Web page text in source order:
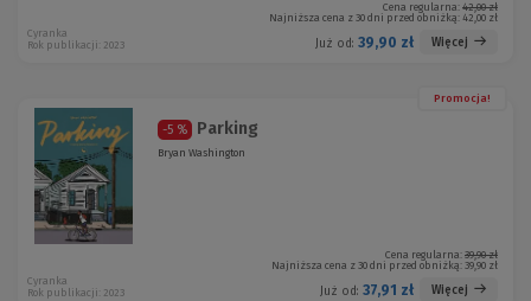
Cena regularna: 42,00 zł
Najniższa cena z 30 dni przed obniżką: 42,00 zł
Już od: 39,90 zł Więcej
Cyranka
Rok publikacji: 2023
Promocja!
-5 % Parking
Bryan Washington
Cena regularna: 39,90 zł
Najniższa cena z 30 dni przed obniżką: 39,90 zł
Już od: 37,91 zł Więcej
Cyranka
Rok publikacji: 2023